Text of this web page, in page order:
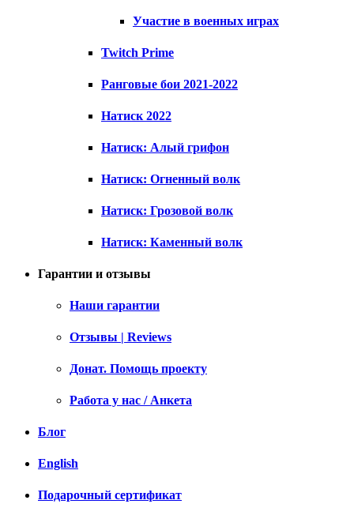
Участие в военных играх
Twitch Prime
Ранговые бои 2021-2022
Натиск 2022
Натиск: Алый грифон
Натиск: Огненный волк
Натиск: Грозовой волк
Натиск: Каменный волк
Гарантии и отзывы
Наши гарантии
Отзывы | Reviews
Донат. Помощь проекту
Работа у нас / Анкета
Блог
English
Подарочный сертификат